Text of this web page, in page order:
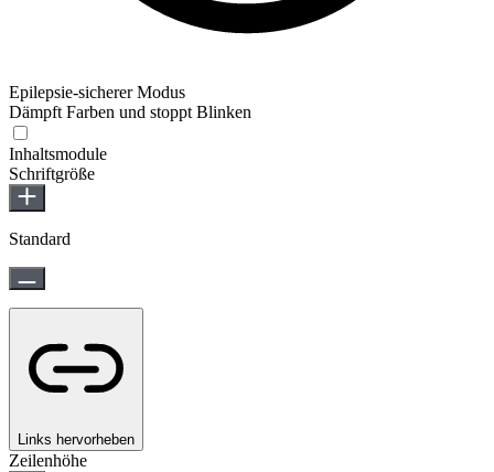
Epilepsie-sicherer Modus
Dämpft Farben und stoppt Blinken
Inhaltsmodule
Schriftgröße
Standard
Links hervorheben
Zeilenhöhe